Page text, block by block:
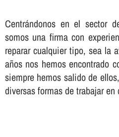
Centrándonos en el sector
somos una firma con
reparar cualquier tipo, sea la
años nos hemos encontrado
siempre hemos salido de
diversas formas de trabajar